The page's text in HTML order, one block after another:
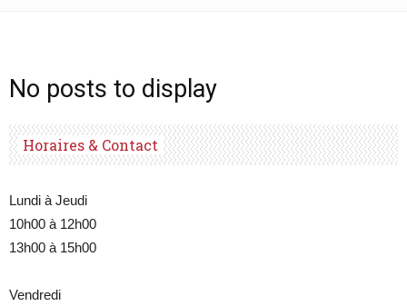
Tchad
No posts to display
Horaires & Contact
Lundi à Jeudi
10h00 à 12h00
13h00 à 15h00
Vendredi